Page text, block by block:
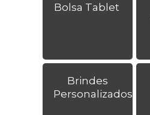
Bolsa Tablet
Brindes
Personalizados